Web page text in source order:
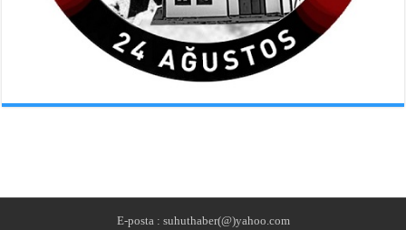
E-posta : suhuthaber(@)yahoo.com